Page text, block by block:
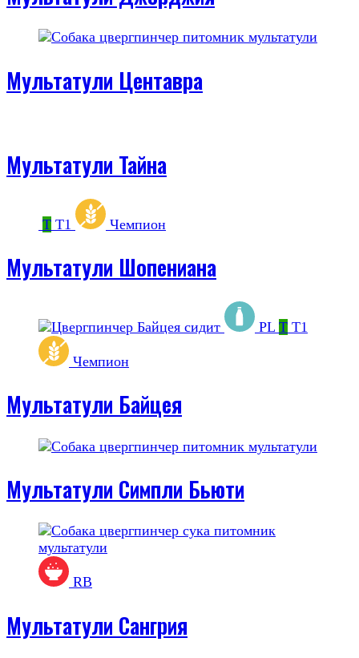
Мультатули Центавра
Мультатули Тайна
Т Т1 Чемпион
Мультатули Шопениана
PL Т Т1
Чемпион
Мультатули Байцея
Мультатули Симпли Бьюти
RB
Мультатули Сангрия